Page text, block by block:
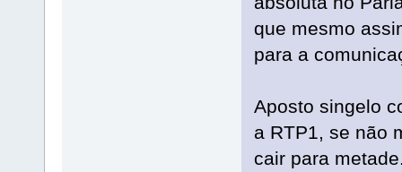
que mesmo
para a
Aposto singelo
a RTP1, se não
cair para